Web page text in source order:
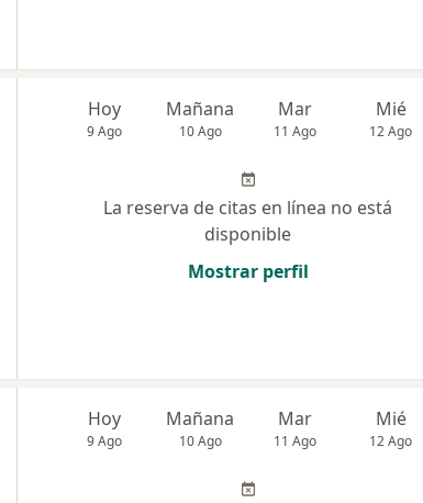
Hoy
9 Ago
Mañana
10 Ago
Mar
11 Ago
Mié
12 Ago
La reserva de citas en línea no está
disponible
Mostrar perfil
Hoy
9 Ago
Mañana
10 Ago
Mar
11 Ago
Mié
12 Ago